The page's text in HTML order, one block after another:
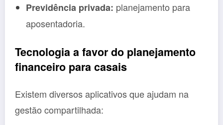
Previdência privada: planejamento para
aposentadoria.
Tecnologia a favor do planejamento
financeiro para casais
Existem diversos aplicativos que ajudam na
gestão compartilhada: